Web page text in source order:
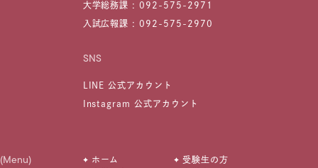
大学総務課 :092-575-2971
入試広報課 :092-575-2970
SNS
LINE 公式アカウント
Instagram 公式アカウント
(Menu)
ホーム
受験生の方